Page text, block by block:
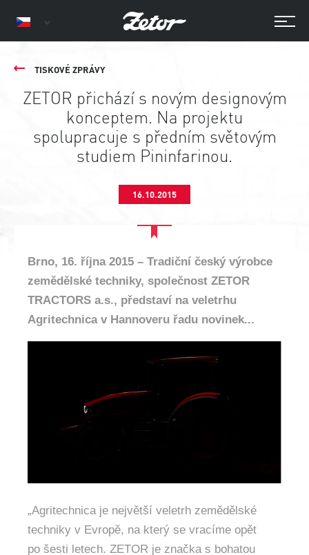
TISKOVÉ ZPRÁVY
ZETOR přichází s novým designovým
konceptem. Na projektu
spolupracuje s předním světovým
studiem Pininfarinou.
16.10.2015
Brno, 16. října 2015 – Tradiční český výrobce
zemědělské techniky, společnost ZETOR
TRACTORS a.s., představí na veletrhu
Agritechnica v Hannoveru řadu novinek...
„Agritechnica je největší veletrh zemědělské
techniky v Evropě, na který se vracíme opět
po šesti letech. ZETOR je značka s bohatou